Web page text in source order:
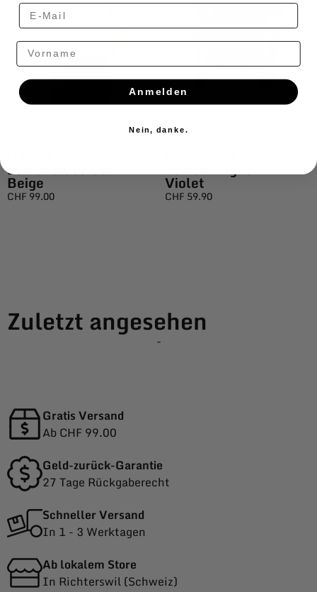
Leinenbluse Oat
Beige
CHF 99.00
Givn Berlin
Leinen English
Violet
CHF 59.90
Zuletzt angesehen
-
Gratis Versand
Ab CHF 99.00
Geld-zurück-Garantie
27 Tage Rückgaberecht
Schneller Versand
In 1 - 3 Werktagen
Ab lokalem Store
In Richterswil (Schweiz)
Vorname
Anmelden
Nein, danke.